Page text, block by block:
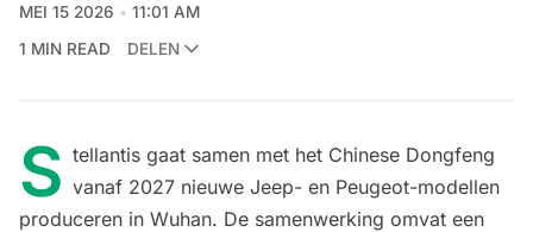
MEI 15 2026
11:01 AM
1 MIN READ
DELEN
S tellantis gaat samen met het Chinese Dongfeng
vanaf 2027 nieuwe Jeep- en Peugeot-modellen
produceren in Wuhan. De samenwerking omvat een